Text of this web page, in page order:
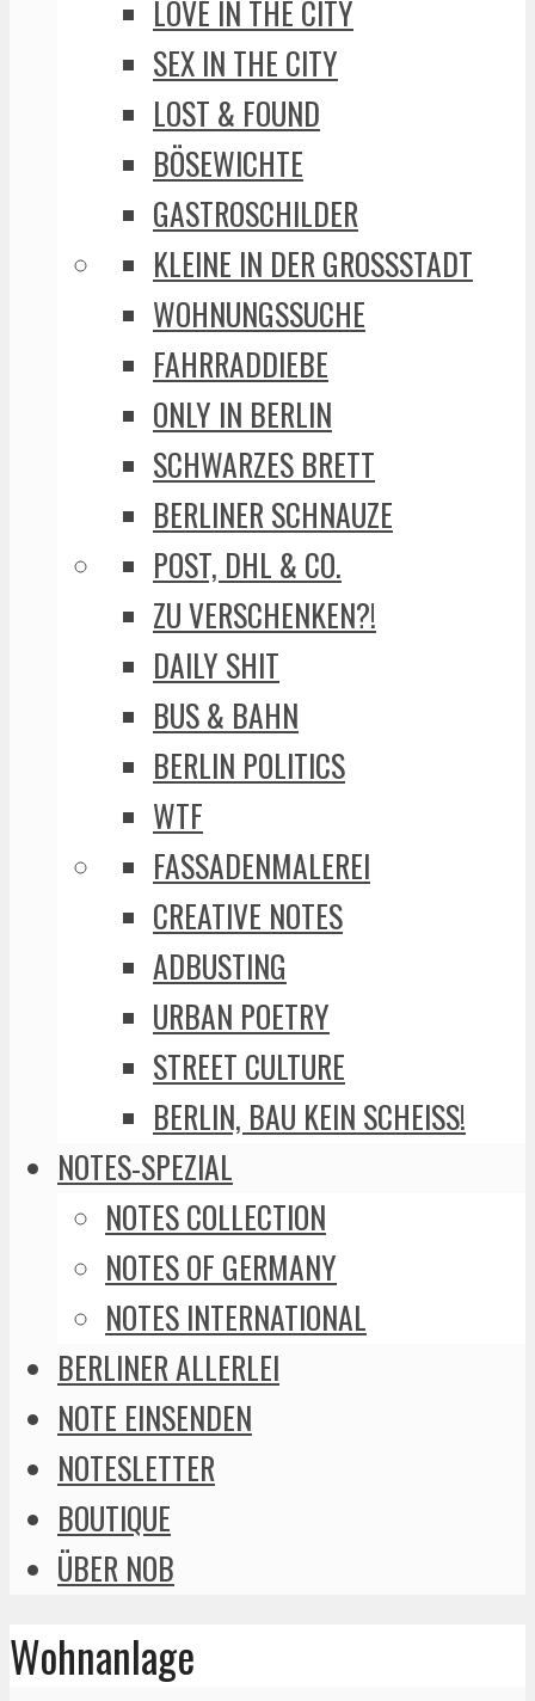
LOVE IN THE CITY
SEX IN THE CITY
LOST & FOUND
BÖSEWICHTE
GASTROSCHILDER
KLEINE IN DER GROSSSTADT
WOHNUNGSSUCHE
FAHRRADDIEBE
ONLY IN BERLIN
SCHWARZES BRETT
BERLINER SCHNAUZE
POST, DHL & CO.
ZU VERSCHENKEN?!
DAILY SHIT
BUS & BAHN
BERLIN POLITICS
WTF
FASSADENMALEREI
CREATIVE NOTES
ADBUSTING
URBAN POETRY
STREET CULTURE
BERLIN, BAU KEIN SCHEISS!
NOTES-SPEZIAL
NOTES COLLECTION
NOTES OF GERMANY
NOTES INTERNATIONAL
BERLINER ALLERLEI
NOTE EINSENDEN
NOTESLETTER
BOUTIQUE
ÜBER NOB
Wohnanlage